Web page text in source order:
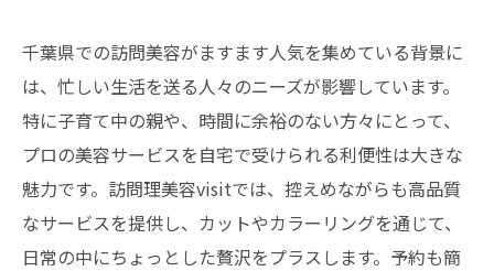
千葉県での訪問美容がますます人気を集めている背景に
は、忙しい生活を送る人々のニーズが影響しています。
特に子育て中の親や、時間に余裕のない方々にとって、
プロの美容サービスを自宅で受けられる利便性は大きな
魅力です。訪問理美容visitでは、控えめながらも高品質
なサービスを提供し、カットやカラーリングを通じて、
日常の中にちょっとした贅沢をプラスします。予約も簡